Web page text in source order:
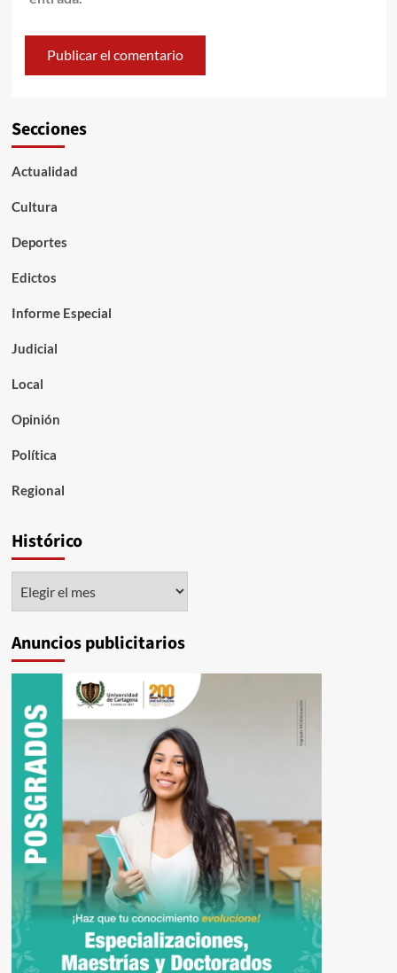
Secciones
Actualidad
Cultura
Deportes
Edictos
Informe Especial
Judicial
Local
Opinión
Política
Regional
Histórico
Anuncios publicitarios